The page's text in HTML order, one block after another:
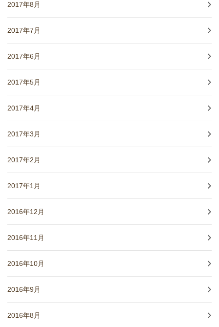
2017年8月
2017年7月
2017年6月
2017年5月
2017年4月
2017年3月
2017年2月
2017年1月
2016年12月
2016年11月
2016年10月
2016年9月
2016年8月